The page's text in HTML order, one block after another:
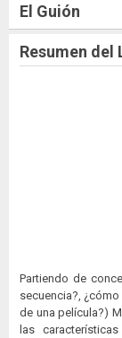
El Guión
Resumen del
Partiendo de
secuencia?,
de una película?)
las